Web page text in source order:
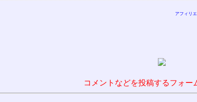
アフィリ
コメントなどを投稿するフォ